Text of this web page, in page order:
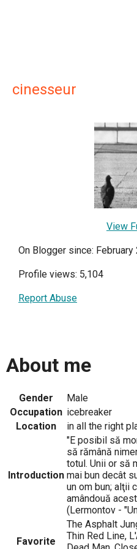
cinesseur
View
On Blogger since: February
Profile views: 5,104
Report Abuse
About me
Gender
Male
Occupation icebreaker
Location
in all the right
Introduction
"E posibil să
să rămână
totul. Unii or să
mai bun decât
un om bun; alţii
amândouă
(Lermontov -
Favorite
The Asphalt
Thin Red Line,